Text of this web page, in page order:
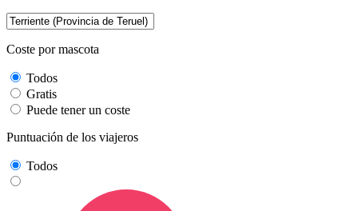
Coste por mascota
Todos
Gratis
Puede tener un coste
Puntuación de los viajeros
Todos